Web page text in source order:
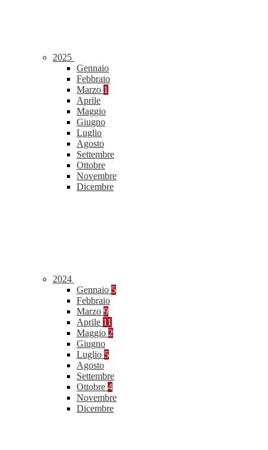
2025
Gennaio
Febbraio
Marzo 1
Aprile
Maggio
Giugno
Luglio
Agosto
Settembre
Ottobre
Novembre
Dicembre
2024
Gennaio 5
Febbraio
Marzo 9
Aprile 11
Maggio 2
Giugno
Luglio 5
Agosto
Settembre
Ottobre 4
Novembre
Dicembre